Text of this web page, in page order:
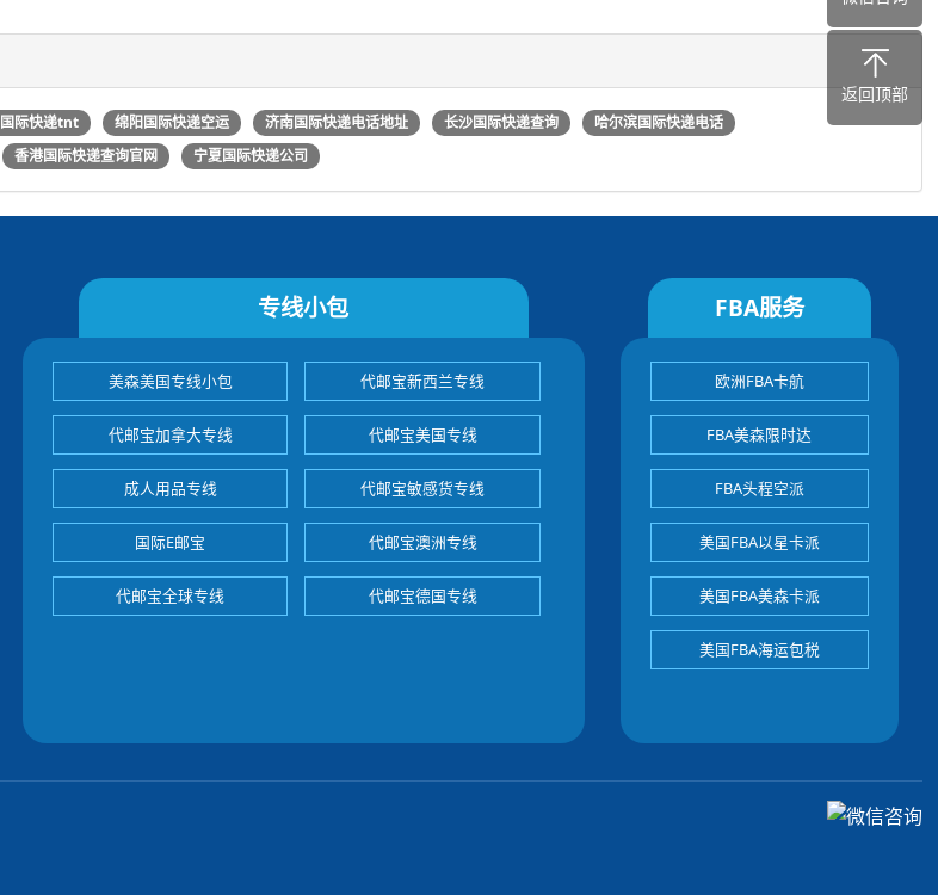
国际快递tnt 绵阳国际快递空运 济南国际快递电话地址 长沙国际快递查询
哈尔滨国际快递电话
香港国际快递查询官网 宁夏国际快递公司
专线小包
美森美国专线小包 代邮宝新西兰专线
代邮宝加拿大专线 代邮宝美国专线
成人用品专线 代邮宝敏感货专线
国际E邮宝 代邮宝澳洲专线
代邮宝全球专线 代邮宝德国专线
FBA服务
欧洲FBA卡航
FBA美森限时达
FBA头程空派
美国FBA以星卡派
美国FBA美森卡派
美国FBA海运包税
返回顶部